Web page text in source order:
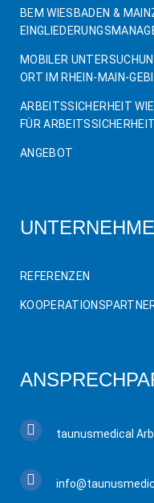
BEM WIESBADEN &
MOBILER
ORT IM RHEIN-MAIN-
ARBEITSSICHERHEIT
FÜR ARBEITSSICHERHEIT
ANGEBOT
REFERENZEN
taunusmedical